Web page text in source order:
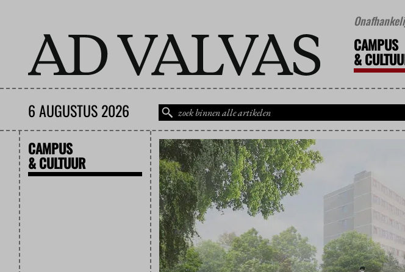
CAMPUS
&
6 AUGUSTUS 2026
CAMPUS
& CULTUUR